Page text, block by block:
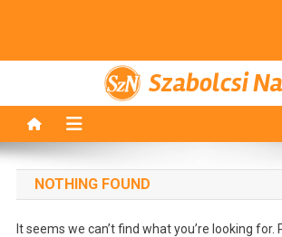
Szabolcsi
NOTHING FOUND
It seems we can’t find what you’re looking for.